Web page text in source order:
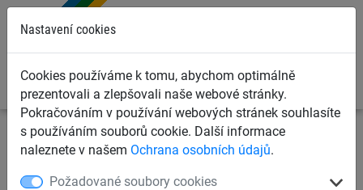
Nastavení cookies
Cookies používáme k tomu, abychom optimálně
prezentovali a zlepšovali naše webové stránky.
Pokračováním v používání webových stránek souhlasíte
s používáním souborů cookie. Další informace
naleznete v našem Ochrana osobních údajů.
Požadované soubory cookies
Ochranné sítě a plachty Krycí plachty na přání